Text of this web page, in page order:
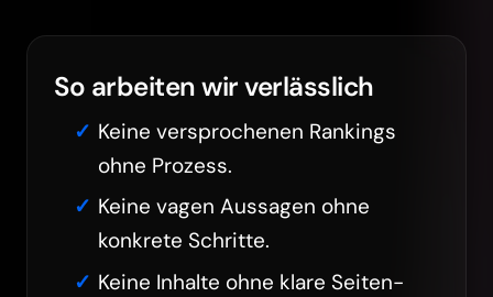
So arbeiten wir verlässlich
Keine versprochenen Rankings
ohne Prozess.
Keine vagen Aussagen ohne
konkrete Schritte.
Keine Inhalte ohne klare Seiten-